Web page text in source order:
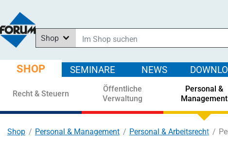
Shop
In News suchen
In Downloads suchen
In Seminaren suchen
SHOP SEMINARE NEWS
Recht & Steuern
Öffentliche
Verwaltung
Personal &
Management
Shop Personal & Management Personal & Arbeitsrecht